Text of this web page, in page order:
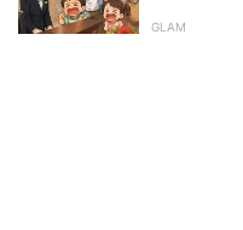
慌ててかかってきた電
一変
GLAM